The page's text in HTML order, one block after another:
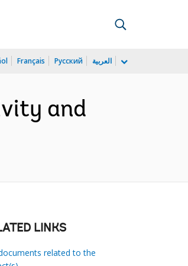
Français Русский العربية
and
LINKS
related to the